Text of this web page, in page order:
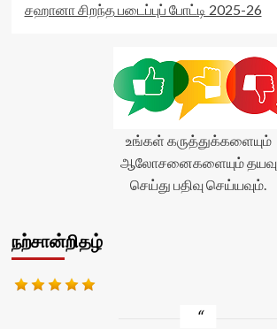
</div>
average'>0
சஹானா சிறந்த படைப்புப் போட்டி 2025-26
உங்கள் கருத்துக்களையும்
ஆலோசனைகளையும் தயவு
செய்து பதிவு செய்யவும்.
நற்சான்றிதழ்